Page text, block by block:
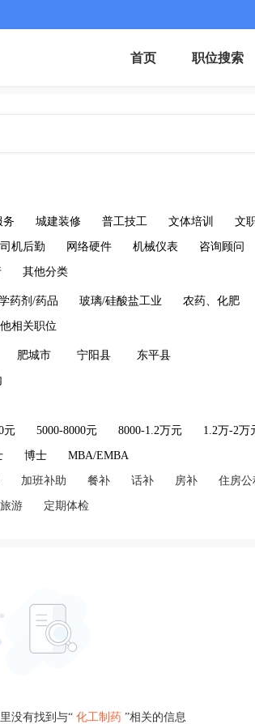
首页 职位搜索
务 城建装修 普工技工 文体培训 文
司机后勤 网络硬件 机械仪表 咨询顾问
其他分类
药剂/药品 玻璃/硅酸盐工业 农药、化肥
相关职位
肥城市 宁阳县 东平县
元 5000-8000元 8000-1.2万元 1.2万-2万
博士 MBA/EMBA
加班补助 餐补 话补 房补 住房公
游 定期体检
没有找到与“ 化工制药 ”相关的信息